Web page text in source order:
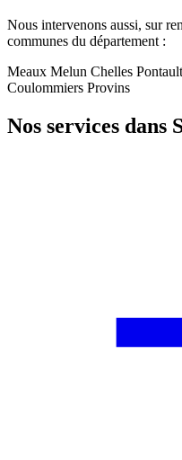
Nous intervenons aussi, sur
communes du département :
Meaux Melun Chelles
Coulommiers Provins
Nos services dans